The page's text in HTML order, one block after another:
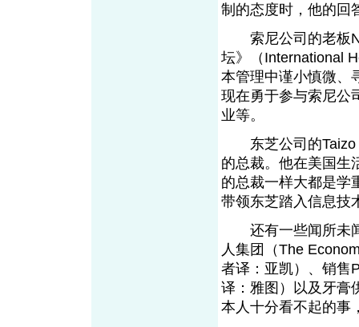
制的态度时，他的回
索尼公司的老板
坛》（International
本管理中谨小慎微、
现在勇于参与索尼公
业等。
东芝公司的Taizo
的总裁。他在美国生
的总裁一样大都是学
带领东芝踏入信息技
还有一些闻所未闻
人集团（The
者译：亚凯）、销售
译：雅图）以及牙膏
本人十分看不起的事